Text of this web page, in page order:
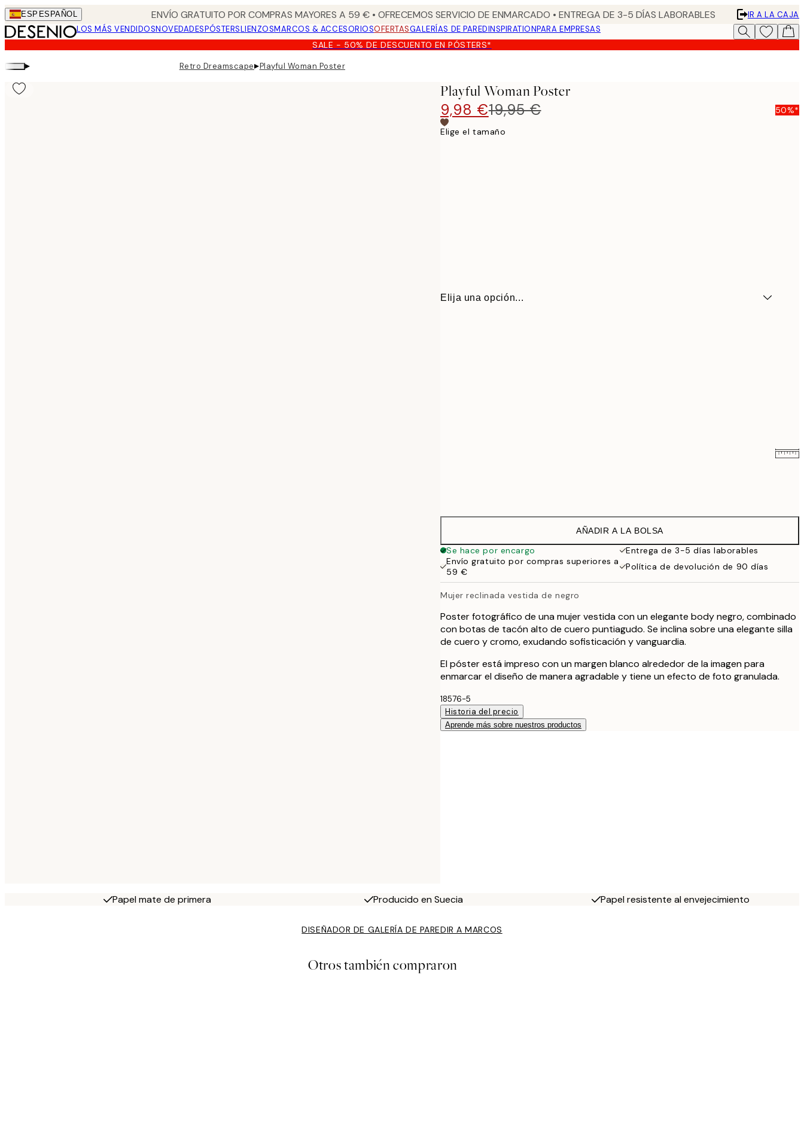
Skip
to
main
content.
ESP ESPAÑOL ENVÍO GRATUITO POR COMPRAS MAYORES A 59 € • OFRECEMOS SERVICIO DE ENMARCADO • ENTREGA DE 3-5 DÍAS LABORABLES
IR A LA CAJA
LOS MÁS VENDIDOSNOVEDADESPÓSTERSLIENZOSMARCOS & ACCESORIOSOFERTASGALERÍAS DE PAREDINSPIRATIONPARA EMPRESAS
SALE - 50% DE DESCUENTO EN PÓSTERS*
▸ Retro Dreamscape▸Playful Woman Poster
Playful Woman Poster
9,98 €19,95 € 50%*
Elige el tamaño
Elija una opción...
32,45 €
AÑADIR A LA BOLSA
Se hace por encargo
Entrega de 3-5 días laborables
Envío gratuito por compras superiores a
59 €
Política de devolución de 90 días
Mujer reclinada vestida de negro
Poster fotográfico de una mujer vestida con un elegante body negro, combinado
con botas de tacón alto de cuero puntiagudo. Se inclina sobre una elegante silla
de cuero y cromo, exudando sofisticación y vanguardia.
El póster está impreso con un margen blanco alrededor de la imagen para
enmarcar el diseño de manera agradable y tiene un efecto de foto granulada.
18576-5
Historia del precio
Aprende más sobre nuestros productos
Papel mate de primera Producido en Suecia Papel resistente al envejecimiento
DISEÑADOR DE GALERÍA DE PAREDIR A MARCOS
Otros también compraron